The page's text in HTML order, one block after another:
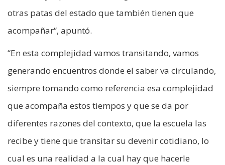
otras patas del estado que también tienen que
acompañar“, apuntó.
“En esta complejidad vamos transitando, vamos
generando encuentros donde el saber va circulando,
siempre tomando como referencia esa complejidad
que acompaña estos tiempos y que se da por
diferentes razones del contexto, que la escuela las
recibe y tiene que transitar su devenir cotidiano, lo
cual es una realidad a la cual hay que hacerle